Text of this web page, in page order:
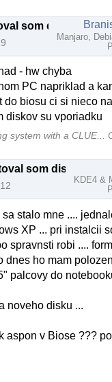
Re: Formátoval som disk cez Ubuntu a teraz ho nerozpozná ani Linux ani Widows
Manjaro,
- hw chyba
PC napriklad a
do biosu ci si nieco
diskov su vporiadku
system with a CLUE...
KDE4 &
sa stalo mne ....
XP ... pri instalcii
spravnsti robi ....
dnes ho mam
palcovy do
noveho disku ...
aspon v Biose ???